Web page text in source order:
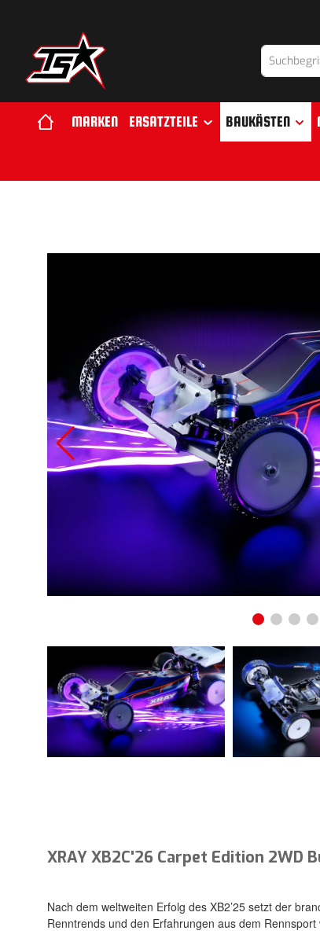
MARKEN ERSATZTEILE BAUKÄSTEN
XRAY XB2C'26 Carpet Edition 2WD
Nach dem weltweiten Erfolg des XB2’25 setzt der
Renntrends und den Erfahrungen aus dem